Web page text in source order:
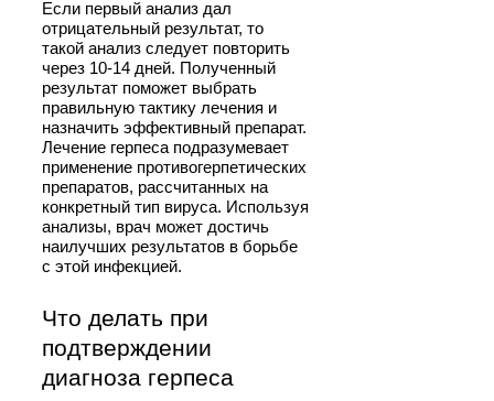
Если первый анализ дал
отрицательный результат, то
такой анализ следует повторить
через 10-14 дней. Полученный
результат поможет выбрать
правильную тактику лечения и
назначить эффективный препарат.
Лечение герпеса подразумевает
применение противогерпетических
препаратов, рассчитанных на
конкретный тип вируса. Используя
анализы, врач может достичь
наилучших результатов в борьбе
с этой инфекцией.
Что делать при
подтверждении
диагноза герпеса